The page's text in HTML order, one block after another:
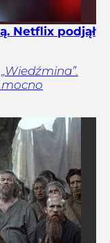
Netflix podjął